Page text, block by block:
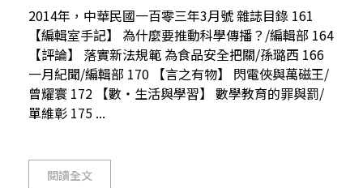
2014年，中華民國一百零三年3月號 雜誌目錄 161
【編輯室手記】 為什麼要推動科學傳播？/編輯部 164
【評論】 落實新法規範 為食品安全把關/孫璐西 166
一月紀聞/編輯部 170 【言之有物】 閃電俠與萬磁王/
曾耀寰 172 【數‧生活與學習】 數學教育的罪與罰/
單維彰 175 ...
閱讀全文